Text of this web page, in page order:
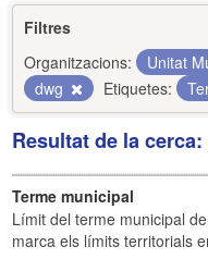
Filtres
Organitzacions:
Unitat
dwg
Etiquetes:
Resultat de la
Terme municipal
Límit del terme municipal
marca els límits territorials